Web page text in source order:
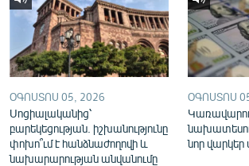
English
Русский
ՀԵՏԵՎԵՔ ՄԵԶ
ՕԳՈՍՏՈՍ 05, 2026
Սոցիալականից՝
բարեկեցության. իշխանությունը
փոխո՞ւմ է հանձնաժողովի և
նախարարության անվանումը
ՕԳՈՍՏՈՍ
նոր վարկեր